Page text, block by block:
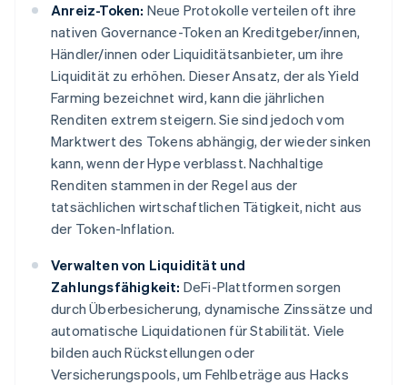
Anreiz-Token: Neue Protokolle verteilen oft ihre
nativen Governance-Token an Kreditgeber/innen,
Händler/innen oder Liquiditätsanbieter, um ihre
Liquidität zu erhöhen. Dieser Ansatz, der als Yield
Farming bezeichnet wird, kann die jährlichen
Renditen extrem steigern. Sie sind jedoch vom
Marktwert des Tokens abhängig, der wieder sinken
kann, wenn der Hype verblasst. Nachhaltige
Renditen stammen in der Regel aus der
tatsächlichen wirtschaftlichen Tätigkeit, nicht aus
der Token-Inflation.
Verwalten von Liquidität und
Zahlungsfähigkeit: DeFi-Plattformen sorgen
durch Überbesicherung, dynamische Zinssätze und
automatische Liquidationen für Stabilität. Viele
bilden auch Rückstellungen oder
Versicherungspools, um Fehlbeträge aus Hacks